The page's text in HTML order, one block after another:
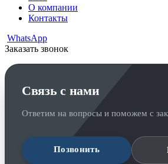
О компании
Контакты
WhatsApp
Заказать звонок
Связь с нами
Ответим на вопросы и поможем с
Позвонить